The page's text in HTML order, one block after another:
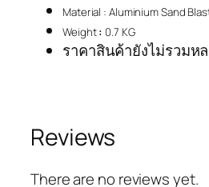
Material : Aluminium Sand
Weight: 0.7 KG
ราคาสินค้ายังไม่รวมห
Reviews
There are no reviews yet.